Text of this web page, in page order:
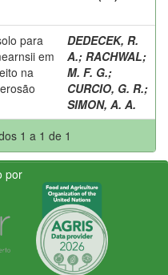
para
em
na
DEDECEK, R.
A.; RACHWAL;
M. F. G.;
CURCIO, G. R.;
SIMON, A. A.
1 a 1 de 1
por